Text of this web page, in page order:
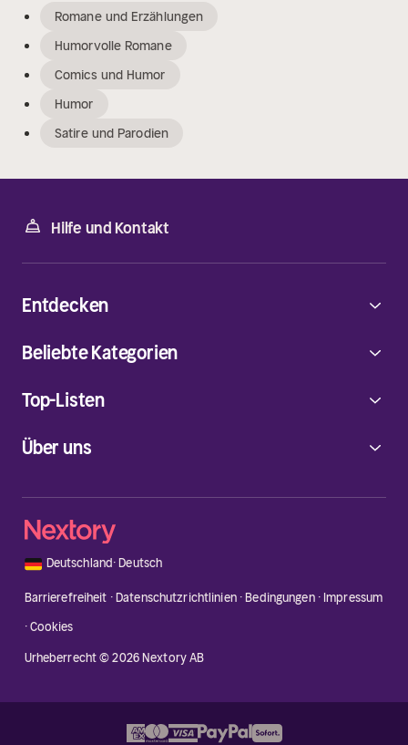
Romane und Erzählungen
Humorvolle Romane
Comics und Humor
Humor
Satire und Parodien
Hilfe und Kontakt
Über uns
Entdecken
Beliebte Kategorien
Top-Listen
🇩🇪 Deutschland·Deutsch
Barrierefreiheit ·Datenschutzrichtlinien·Bedingungen· Impressum
·Cookies
Urheberrecht © 2026 Nextory AB